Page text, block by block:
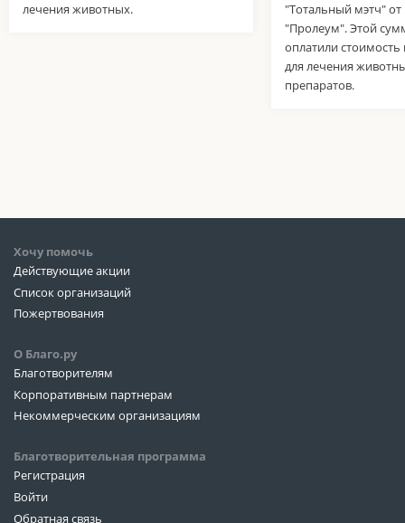
лечения животных.
"Тотальный мэтч"
"Пролеум". Этой
оплатили
для лечения
препаратов.
Хочу помочь
Действующие акции
Список организаций
Пожертвования
О Благо.ру
Благотворителям
Корпоративным партнерам
Некоммерческим организациям
Благотворительная программа
Регистрация
Войти
Обратная связь